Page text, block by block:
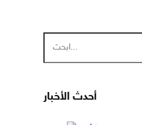
أحدث الأخبار